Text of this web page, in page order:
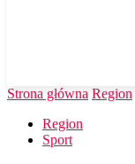
Strona główna Region
Region
Sport